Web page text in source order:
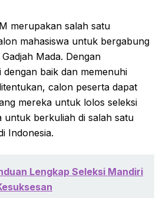
merupakan salah satu
mahasiswa untuk bergabung
Mada. Dengan
dengan baik dan memenuhi
calon peserta dapat
mereka untuk lolos seleksi
untuk berkuliah di salah satu
Indonesia.
Lengkap Seleksi Mandiri